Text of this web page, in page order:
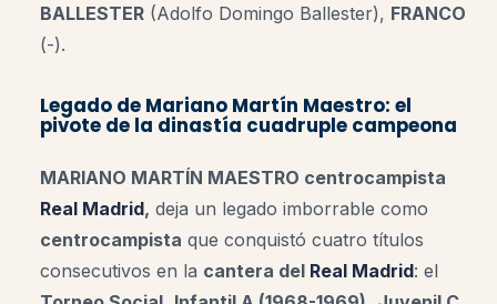
BALLESTER (Adolfo Domingo Ballester), FRANCO
(-).
Legado de Mariano Martín Maestro: el
pivote de la dinastía cuadruple campeona
MARIANO MARTÍN MAESTRO centrocampista
Real Madrid, deja un legado imborrable como
centrocampista que conquistó cuatro títulos
consecutivos en la cantera del Real Madrid: el